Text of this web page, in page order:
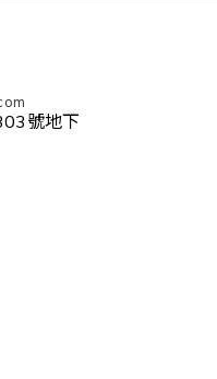
號地下